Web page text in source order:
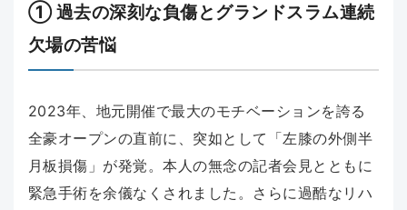
① 過去の深刻な負傷とグランドスラム連続
欠場の苦悩
2023年、地元開催で最大のモチベーションを誇る
全豪オープンの直前に、突如として「左膝の外側半
月板損傷」が発覚。本人の無念の記者会見とともに
緊急手術を余儀なくされました。さらに過酷なリハ